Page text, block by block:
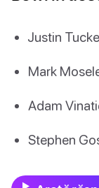
Justin
Mark
Adam
Stephen